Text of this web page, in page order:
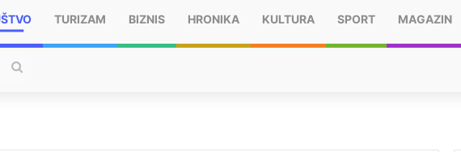
TURIZAM BIZNIS HRONIKA KULTURA SPORT MAGAZIN